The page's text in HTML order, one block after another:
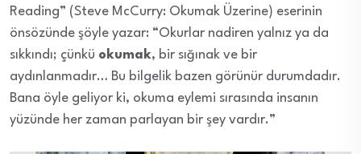
Reading” (Steve McCurry: Okumak Üzerine) eserinin
önsözünde şöyle yazar: “Okurlar nadiren yalnız ya da
sıkkındı; çünkü okumak, bir sığınak ve bir
aydınlanmadır… Bu bilgelik bazen görünür durumdadır.
Bana öyle geliyor ki, okuma eylemi sırasında insanın
yüzünde her zaman parlayan bir şey vardır.”